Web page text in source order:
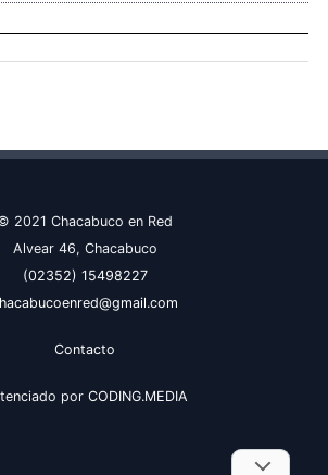
2021 Chacabuco en Red
Alvear 46, Chacabuco
(02352) 15498227
Contacto
por CODING.MEDIA